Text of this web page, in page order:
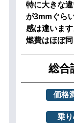
特に大きな
が3mmぐら
感は違います
燃費はほぼ
総合
価格
乗